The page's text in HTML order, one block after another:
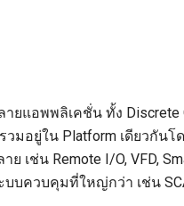
ยแอพพลิเคชั่น ทั้ง Discrete
วมอยู่ใน Platform เดียวกัน
ช่น Remote I/O, VFD,
บควบคุมที่ใหญ่กว่า เช่น